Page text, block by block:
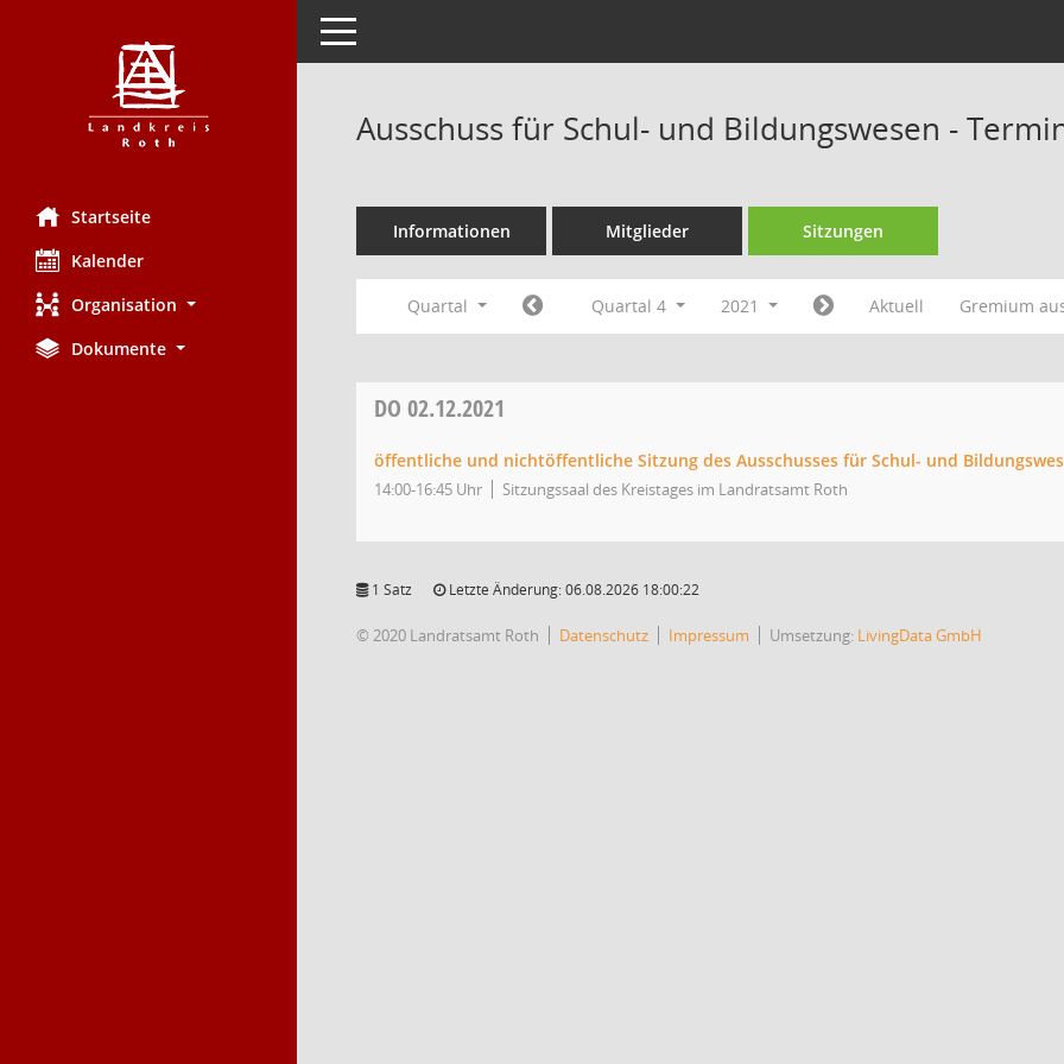
Startseite
Kalender
Organisation
Dokumente
Toggle navigation
Ausschuss für Schul- und Bildungswesen -
Informationen Mitglieder Sitzungen
Quartal Quartal 4 2021 Aktuell Gremium
DO 02.12.2021
öffentliche und nichtöffentliche Sitzung des Ausschusses für Schul- und
14:00-16:45 Uhr Sitzungssaal des Kreistages im Landratsamt Roth
1 Satz Letzte Änderung: 06.08.2026 18:00:22
© 2020 Landratsamt Roth Datenschutz Impressum Umsetzung: LivingData GmbH